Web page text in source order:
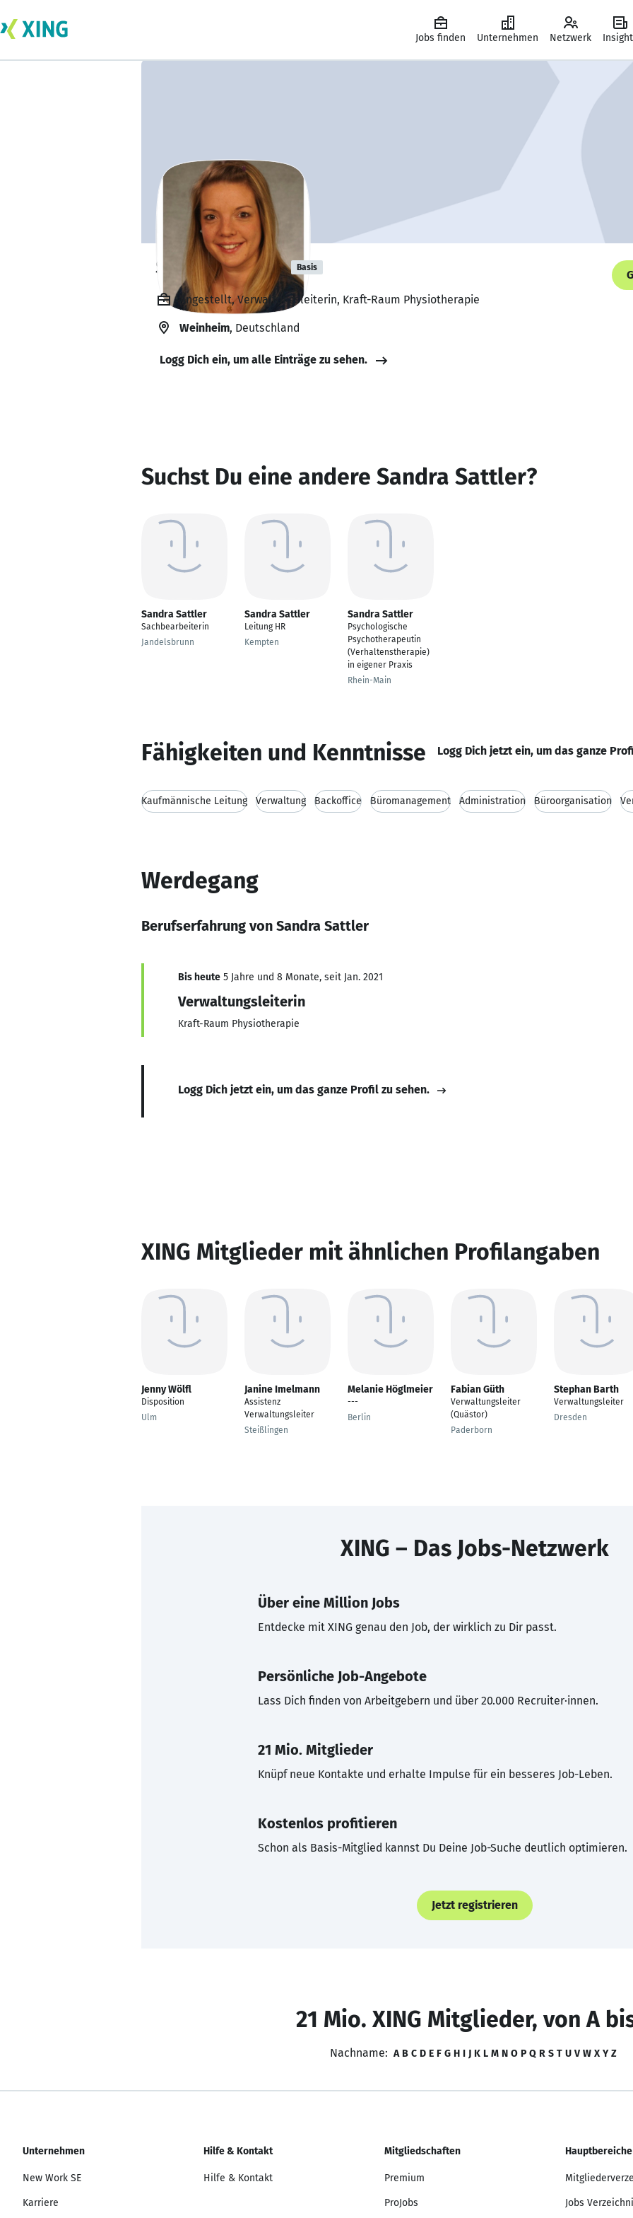
Jobs finden Unternehmen Netzwerk
Sandra Sattler Basis
Angestellt, Verwaltungsleiterin, Kraft-Raum Physiotherapie
Weinheim, Deutschland
Logg Dich ein, um alle Einträge zu sehen.
Suchst Du eine andere Sandra Sattler?
Sandra Sattler
Sachbearbeiterin
Jandelsbrunn
Sandra Sattler
Leitung HR
Kempten
Sandra Sattler
Psychologische
Psychotherapeutin
(Verhaltenstherapie)
in eigener Praxis
Rhein-Main
Fähigkeiten und Kenntnisse Logg Dich jetzt ein, um das ganze
Kaufmännische Leitung Verwaltung Backoffice Büromanagement Administration Büroorganisation
Werdegang
Berufserfahrung von Sandra Sattler
Bis heute 5 Jahre und 8 Monate, seit Jan. 2021
Verwaltungsleiterin
Kraft-Raum Physiotherapie
Logg Dich jetzt ein, um das ganze Profil zu sehen.
XING Mitglieder mit ähnlichen Profilangaben
Jenny Wölfl
Disposition
Ulm
Janine Imelmann
Assistenz
Verwaltungsleiter
Steißlingen
Melanie Höglmeier
---
Berlin
Fabian Güth
Verwaltungsleiter
(Quästor)
Paderborn
Stephan Barth
Verwaltungsleiter
Dresden
XING – Das Jobs-Netzwerk
Über eine Million Jobs
Entdecke mit XING genau den Job, der wirklich zu Dir passt.
Persönliche Job-Angebote
Lass Dich finden von Arbeitgebern und über 20.000 Recruiter·innen.
21 Mio. Mitglieder
Knüpf neue Kontakte und erhalte Impulse für ein besseres Job-Leben.
Kostenlos profitieren
Schon als Basis-Mitglied kannst Du Deine Job-Suche deutlich optimieren.
Jetzt registrieren
21 Mio. XING Mitglieder, von A
Nachname: A B C D E F G H I J K L M N O P Q R S T U V W X Y Z
Unternehmen
New Work SE
Karriere
Hilfe & Kontakt
Hilfe & Kontakt
Mitgliedschaften
Premium
ProJobs
Hauptbereiche
Jobs